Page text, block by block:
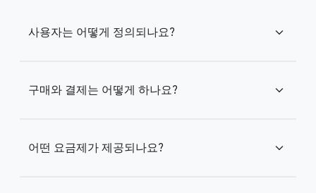
사용자는 어떻게 정의되나요? expand_more
구매와 결제는 어떻게 하나요? expand_more
어떤 요금제가 제공되나요? expand_more